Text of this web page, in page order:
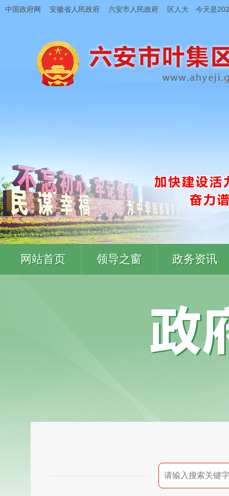
中国政府网 安徽省人民政府 六安市人民政府 区人大 今天是
网站首页 领导之窗 政务资讯